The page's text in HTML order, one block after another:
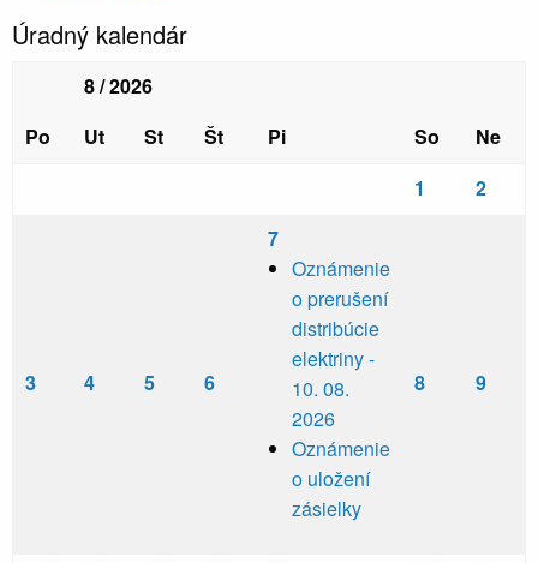
Úradný kalendár
8 / 2026
Po
Ut St Št Pi So
Ne
1
2
3 4 5 6
7
Oznámenie
o prerušení
distribúcie
elektriny -
10. 08.
2026
Oznámenie
o uložení
zásielky
8 9